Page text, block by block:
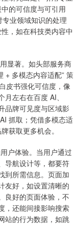
的可信度与可引用
业领域知识的处理
，如在科技类内容中
显著。如头部服务商
+ 多模态内容适配” 策
皮书强化可信度，像
左右在百度 AI、
品牌可见度与区域影
抓取；凭借多模态适
获取更多机会。
户体验。当用户通过
导航设计等，都要符
到所需信息。页面加
友好，如设置清晰的
良好的页面体验，不
，还能间接影响搜索
站的行为数据，如跳